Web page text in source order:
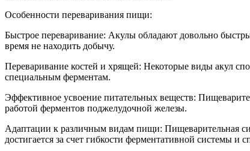
Особенности переваривания пищи:
Быстрое переваривание: Акулы обладают довольно
время не находить добычу.
Переваривание костей и хрящей: Некоторые виды акул
специальным ферментам.
Эффективное усвоение питательных веществ:
работой ферментов поджелудочной железы.
Адаптации к различным видам пищи: Пищеварительная
достигается за счет гибкости ферментативной системы и